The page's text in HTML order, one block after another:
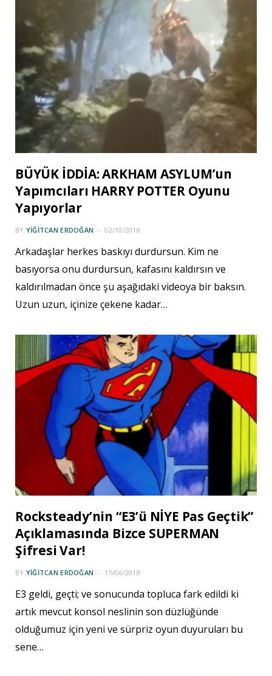
BÜYÜK İDDİA: ARKHAM ASYLUM’un
Yapımcıları HARRY POTTER Oyunu
Yapıyorlar
BY YIĞITCAN ERDOĞAN 02/10/2018
Arkadaşlar herkes baskıyı durdursun. Kim ne
basıyorsa onu durdursun, kafasını kaldırsın ve
kaldırılmadan önce şu aşağıdaki videoya bir baksın.
Uzun uzun, içinize çekene kadar…
Rocksteady’nin “E3’ü NİYE Pas Geçtik”
Açıklamasında Bizce SUPERMAN
Şifresi Var!
BY YIĞITCAN ERDOĞAN 15/06/2018
E3 geldi, geçti; ve sonucunda topluca fark edildi ki
artık mevcut konsol neslinin son düzlüğünde
olduğumuz için yeni ve sürpriz oyun duyuruları bu
sene…